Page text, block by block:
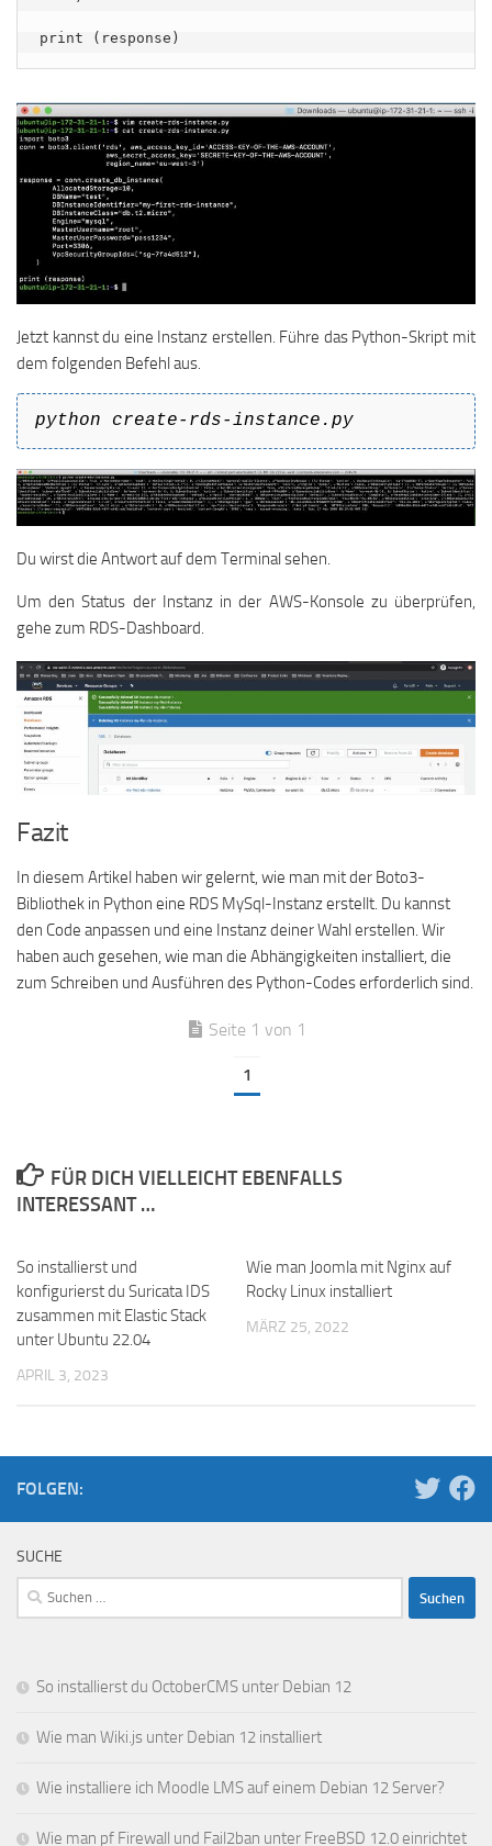
print (response)
Jetzt kannst du eine Instanz erstellen. Führe das Python-Skript mit
dem folgenden Befehl aus.
python create-rds-instance.py
Du wirst die Antwort auf dem Terminal sehen.
Um den Status der Instanz in der AWS-Konsole zu überprüfen,
gehe zum RDS-Dashboard.
Fazit
In diesem Artikel haben wir gelernt, wie man mit der Boto3-
Bibliothek in Python eine RDS MySql-Instanz erstellt. Du kannst
den Code anpassen und eine Instanz deiner Wahl erstellen. Wir
haben auch gesehen, wie man die Abhängigkeiten installiert, die
zum Schreiben und Ausführen des Python-Codes erforderlich sind.
Seite 1 von 1
1
FÜR DICH VIELLEICHT EBENFALLS
INTERESSANT …
So installierst und
konfigurierst du Suricata IDS
zusammen mit Elastic Stack
unter Ubuntu 22.04
APRIL 3, 2023
Wie man Joomla mit Nginx auf
Rocky Linux installiert
MÄRZ 25, 2022
FOLGEN:
SUCHE
Suchen
nach:
So installierst du OctoberCMS unter Debian 12
Wie man Wiki.js unter Debian 12 installiert
Wie installiere ich Moodle LMS auf einem Debian 12 Server?
Wie man pf Firewall und Fail2ban unter FreeBSD 12.0 einrichtet